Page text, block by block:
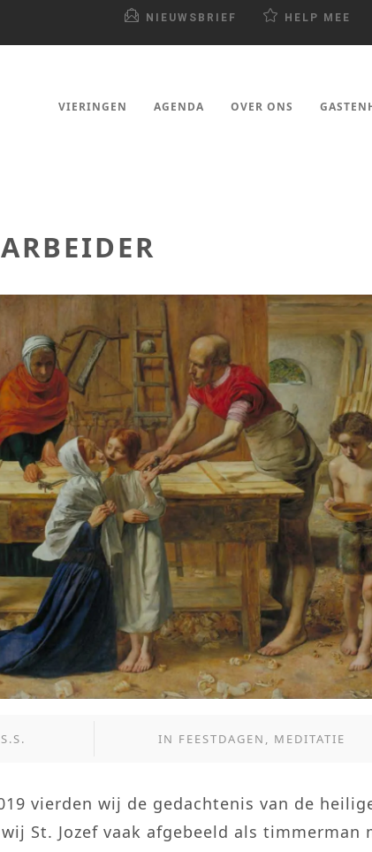
NIEUWSBRIEF HELP MEE
VIERINGEN AGENDA OVER ONS
IN FEESTDAGEN , MEDITATIE
vierden wij de gedachtenis van de
St. Jozef vaak afgebeeld als timmerman